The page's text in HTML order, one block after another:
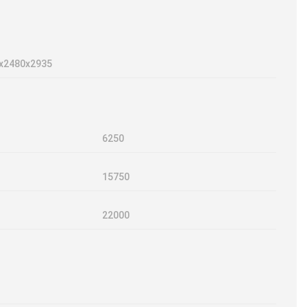
6250
15750
22000